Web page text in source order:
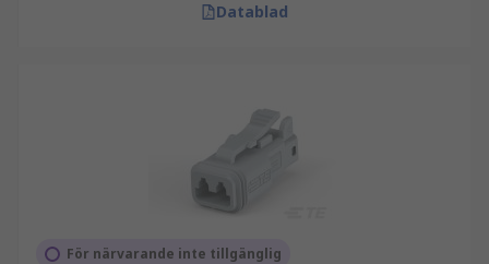
Datablad
För närvarande inte tillgänglig